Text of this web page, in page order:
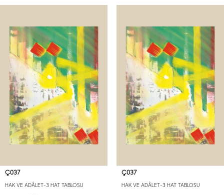
Ç037
HAK VE ADÂLET-3 HAT TABLOSU
Ç037
HAK VE ADÂLET-3 HAT TABLOSU